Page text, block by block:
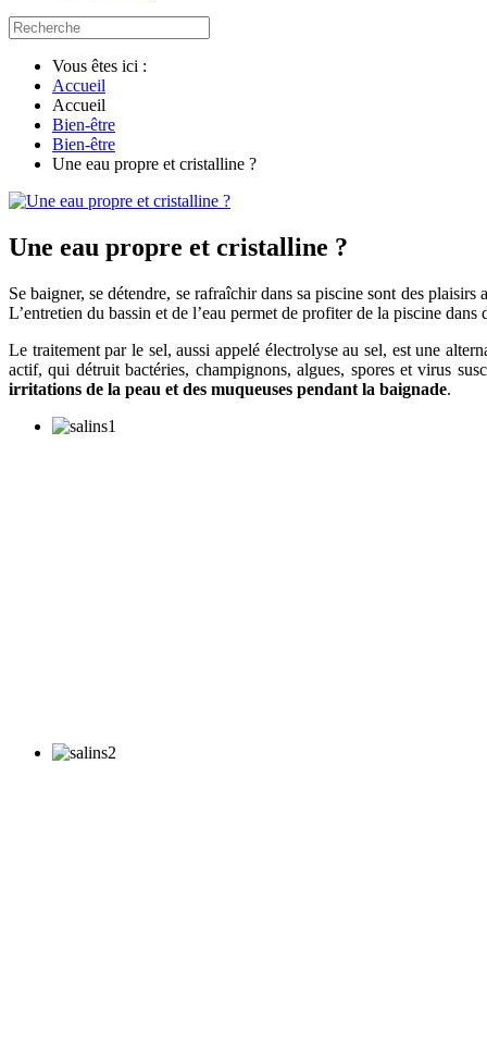
Vous êtes ici :
Accueil
Accueil
Bien-être
Bien-être
Une eau propre et cristalline ?
Une eau propre et cristalline ?
Se baigner, se détendre, se rafraîchir dans sa piscine sont des
L’entretien du bassin et de l’eau permet de profiter de la piscine
Le traitement par le sel, aussi appelé électrolyse au sel, est une
actif, qui détruit bactéries, champignons, algues, spores et virus
irritations de la peau et des muqueuses pendant la baignade.